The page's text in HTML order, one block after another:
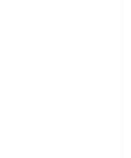
hvězdiček.
hvězdiček.